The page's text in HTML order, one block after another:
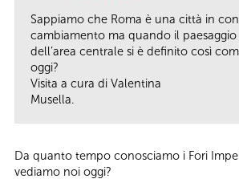
Sappiamo che Roma è una città in
cambiamento ma quando il
dell’area centrale si è definito così
oggi?
Visita a cura di Valentina
Da quanto tempo conosciamo i Fori
vediamo noi oggi?